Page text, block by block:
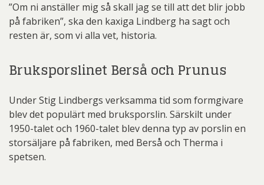
”Om ni anställer mig så skall jag se till att det blir jobb
på fabriken”, ska den kaxiga Lindberg ha sagt och
resten är, som vi alla vet, historia.
Bruksporslinet Berså och Prunus
Under Stig Lindbergs verksamma tid som formgivare
blev det populärt med bruksporslin. Särskilt under
1950-talet och 1960-talet blev denna typ av porslin en
storsäljare på fabriken, med Berså och Therma i
spetsen.